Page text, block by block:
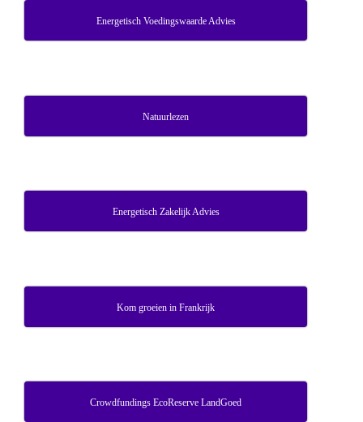
Energetisch Voedingswaarde Advies
Natuurlezen
Energetisch Zakelijk Advies
Kom groeien in Frankrijk
Crowdfundings EcoReserve LandGoed